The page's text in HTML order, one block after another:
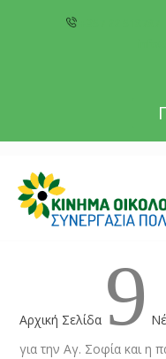
Αρχική Σελίδα 9
για την Αγ. Σοφία και η